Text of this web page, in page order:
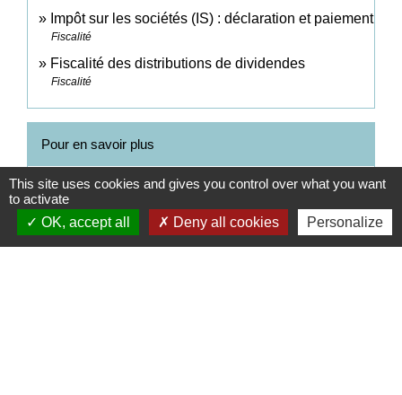
Impôt sur les sociétés (IS) : déclaration et paiement
Fiscalité
Fiscalité des distributions de dividendes
Fiscalité
Pour en savoir plus
Quelle fiscalité pour les chefs d'entreprise ? open_in_new
Ministère chargé de l'économie
This site uses cookies and gives you control over what you want
to activate
OK, accept all
Deny all cookies Personalize